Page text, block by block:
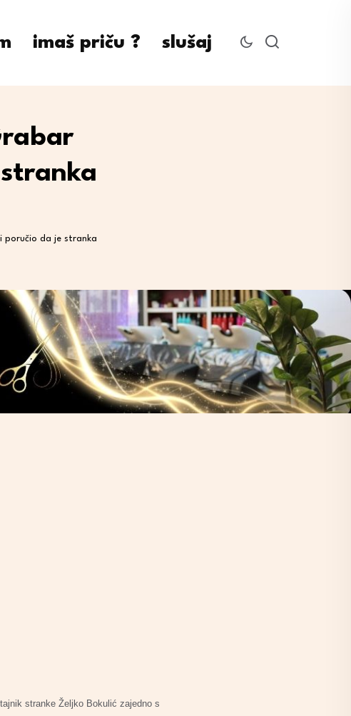
imaš priču ? slušaj
poručio da je stranka
stranke Željko Bokulić zajedno s